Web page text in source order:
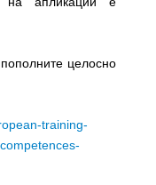
целосно
training-